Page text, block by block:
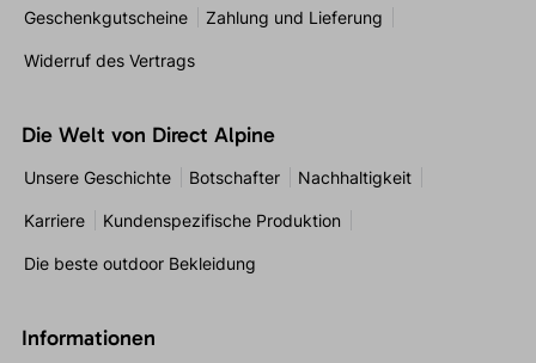
Geschenkgutscheine Zahlung und Lieferung
Widerruf des Vertrags
Die Welt von Direct Alpine
Unsere Geschichte Botschafter Nachhaltigkeit
Karriere Kundenspezifische Produktion
Die beste outdoor Bekleidung
Informationen